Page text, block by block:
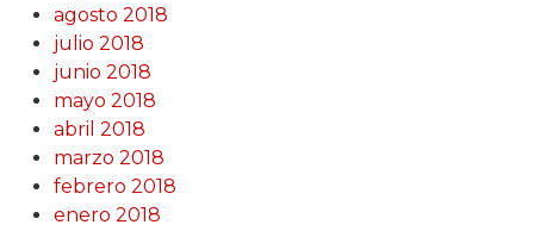
agosto 2018
julio 2018
junio 2018
mayo 2018
abril 2018
marzo 2018
febrero 2018
enero 2018